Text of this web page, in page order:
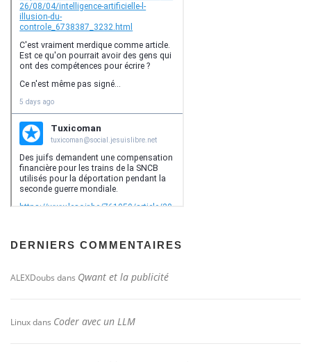
DERNIERS COMMENTAIRES
ALEXDoubs dans Qwant et la publicité
Linuxdans Coder avec un LLM